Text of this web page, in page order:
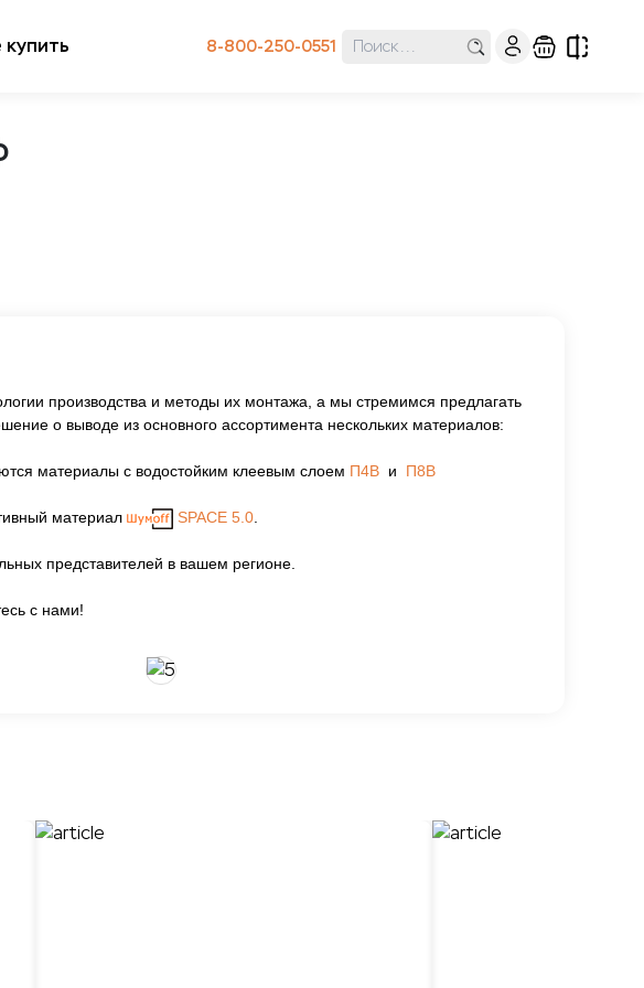
купить 8-800-250-0551
производства и методы их монтажа, а мы стремимся предлагать
о выводе из основного ассортимента нескольких материалов:
материалы с водостойким клеевым слоем П4В и П8В
материал SPACE 5.0
представителей в вашем регионе.
с нами!